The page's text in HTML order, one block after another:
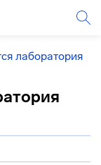
лаборатория